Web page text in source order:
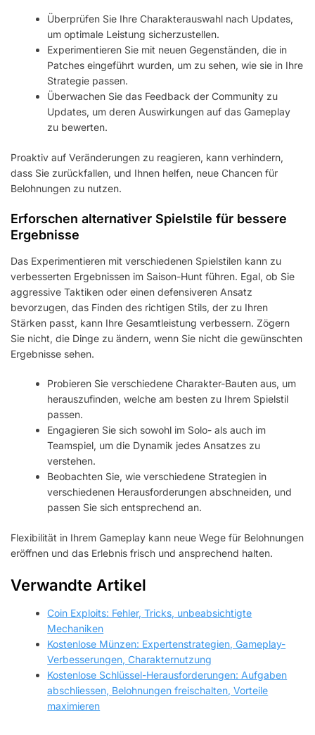
Überprüfen Sie Ihre Charakterauswahl nach Updates,
um optimale Leistung sicherzustellen.
Experimentieren Sie mit neuen Gegenständen, die in
Patches eingeführt wurden, um zu sehen, wie sie in Ihre
Strategie passen.
Überwachen Sie das Feedback der Community zu
Updates, um deren Auswirkungen auf das Gameplay
zu bewerten.
Proaktiv auf Veränderungen zu reagieren, kann verhindern,
dass Sie zurückfallen, und Ihnen helfen, neue Chancen für
Belohnungen zu nutzen.
Erforschen alternativer Spielstile für bessere
Ergebnisse
Das Experimentieren mit verschiedenen Spielstilen kann zu
verbesserten Ergebnissen im Saison-Hunt führen. Egal, ob Sie
aggressive Taktiken oder einen defensiveren Ansatz
bevorzugen, das Finden des richtigen Stils, der zu Ihren
Stärken passt, kann Ihre Gesamtleistung verbessern. Zögern
Sie nicht, die Dinge zu ändern, wenn Sie nicht die gewünschten
Ergebnisse sehen.
Probieren Sie verschiedene Charakter-Bauten aus, um
herauszufinden, welche am besten zu Ihrem Spielstil
passen.
Engagieren Sie sich sowohl im Solo- als auch im
Teamspiel, um die Dynamik jedes Ansatzes zu
verstehen.
Beobachten Sie, wie verschiedene Strategien in
verschiedenen Herausforderungen abschneiden, und
passen Sie sich entsprechend an.
Flexibilität in Ihrem Gameplay kann neue Wege für Belohnungen
eröffnen und das Erlebnis frisch und ansprechend halten.
Verwandte Artikel
Coin Exploits: Fehler, Tricks, unbeabsichtigte
Mechaniken
Kostenlose Münzen: Expertenstrategien, Gameplay-
Verbesserungen, Charakternutzung
Kostenlose Schlüssel-Herausforderungen: Aufgaben
abschliessen, Belohnungen freischalten, Vorteile
maximieren